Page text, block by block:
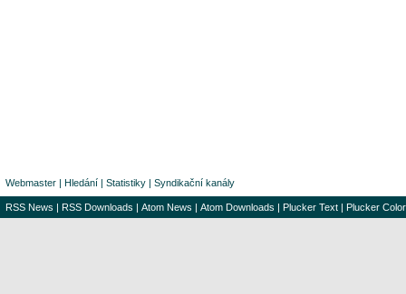
Webmaster | Hledání | Statistiky | Syndikační kanály
RSS News | RSS Downloads | Atom News | Atom Downloads | Plucker Text | Plucker Color